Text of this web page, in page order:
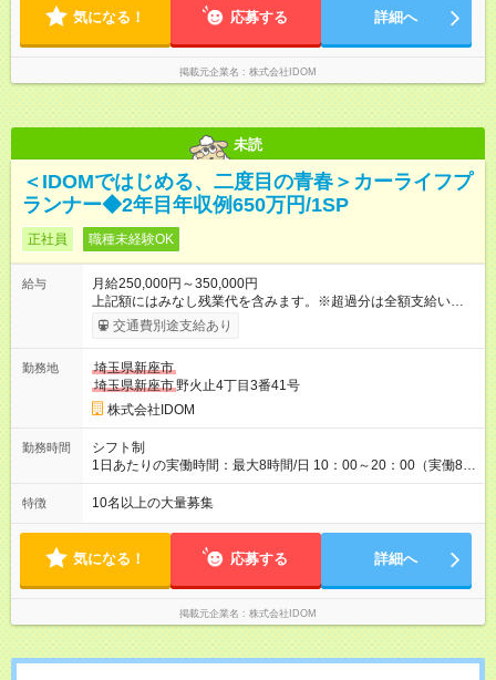
気になる！ 応募する 詳細へ
掲載元企業名 株式会社IDOM
未読
＜IDOMではじめる、二度目の青春＞カーライフプ
ランナー◆2年目年収例650万円/1SP
正社員 職種未経験OK
給与
月給250,000円～350,000円
上記額にはみなし残業代を含みます。※超過分は全額支給いたし
ます。 みなし残業代 31,888円 以上／月 みなし残業時間 20時間
／月 ※上記に加えインセンティブあり（年3回） ※前職給与・経
円～ （月給40万円＋地域手当2万5000円＋管理職手当2万円＋店
舗規模手当5万円＋管理職能力給5万5000円） ※想定年収650万
円～1000万円前後（業績評価により変動） ※能力に応じて即昇
級、早期昇進も可能です。 【試用期間】試用期間あり 試用期間
の長さ：4ヶ月 雇用形態、給与は本採用時と同じです。
交通費別途支給あり
勤務地
埼玉県新座市
埼玉県新座市野火止4丁目3番41号
株式会社IDOM
勤務時間
シフト制
1日あたりの実働時間：最大8時間/日 10：00～20：00（実働8時
間）
特徴 10名以上の大量募集
気になる！ 応募する 詳細へ
掲載元企業名 株式会社IDOM